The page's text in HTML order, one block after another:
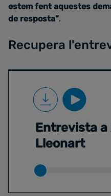
estem fent aquestes
de resposta”.
Recupera
Entrevista a
Lleonart